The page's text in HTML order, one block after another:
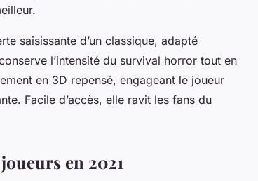
saisissante d’un classique, adapté
l’intensité du survival horror tout en
en 3D repensé, engageant le joueur
Facile d’accès, elle ravit les fans du
en 2021